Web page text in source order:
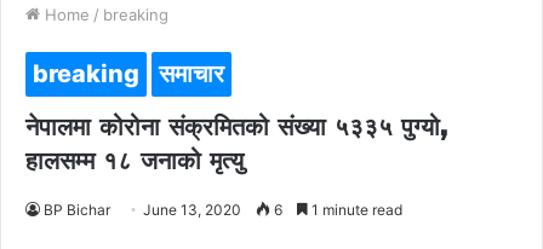
Home / breaking
breaking समाचार
नेपालमा कोरोना संक्रमितको संख्या ५३३५ पुग्यो,
हालसम्म १८ जनाको मृत्यु
BP Bichar June 13, 2020 6 1 minute read